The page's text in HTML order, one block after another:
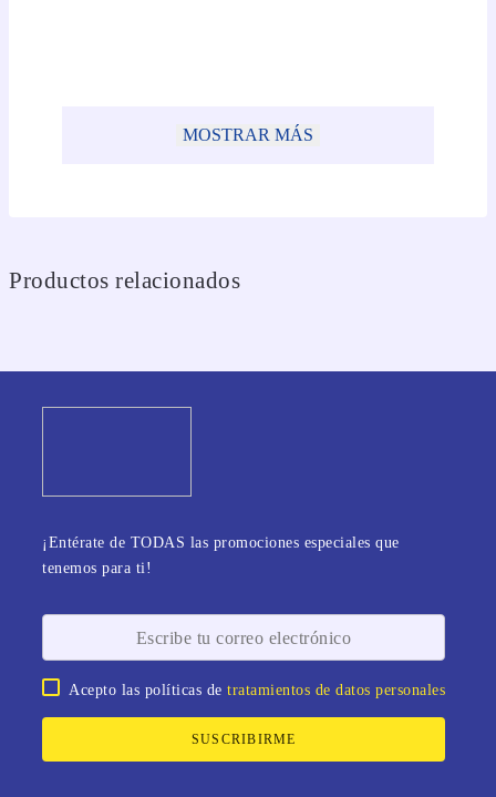
MOSTRAR MÁS
Productos relacionados
¡Entérate de TODAS las promociones especiales que
tenemos para ti!
Acepto las políticas detratamientos de datos personales
SUSCRIBIRME